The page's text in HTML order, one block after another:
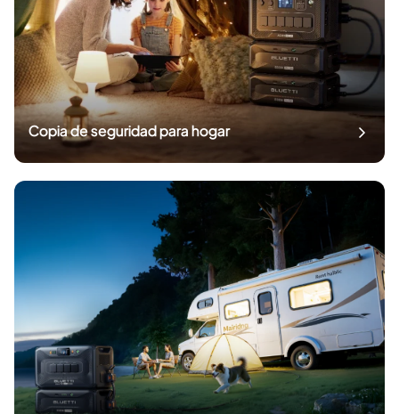
Copia de seguridad para hogar